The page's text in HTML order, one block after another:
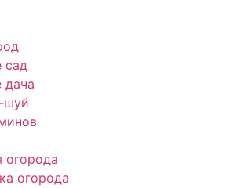
сад
дача
шуй
огорода
огорода